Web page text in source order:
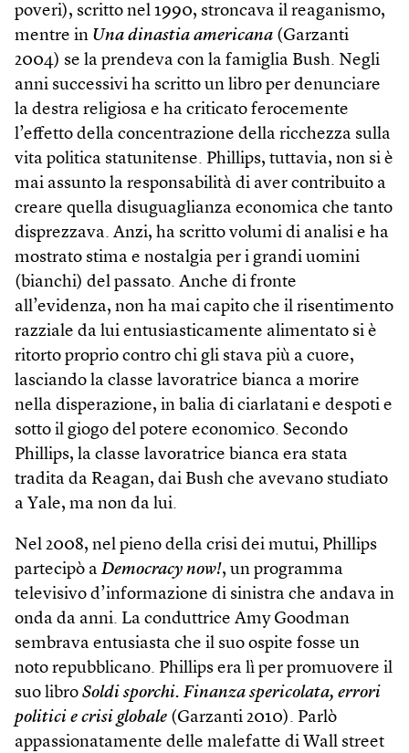
poveri), scritto nel 1990, stroncava il reaganismo,
mentre in Una dinastia americana (Garzanti
2004) se la prendeva con la famiglia Bush. Negli
anni successivi ha scritto un libro per denunciare
la destra religiosa e ha criticato ferocemente
l’effetto della concentrazione della ricchezza sulla
vita politica statunitense. Phillips, tuttavia, non si è
mai assunto la responsabilità di aver contribuito a
creare quella disuguaglianza economica che tanto
disprezzava. Anzi, ha scritto volumi di analisi e ha
mostrato stima e nostalgia per i grandi uomini
(bianchi) del passato. Anche di fronte
all’evidenza, non ha mai capito che il risentimento
razziale da lui entusiasticamente alimentato si è
ritorto proprio contro chi gli stava più a cuore,
lasciando la classe lavoratrice bianca a morire
nella disperazione, in balia di ciarlatani e despoti e
sotto il giogo del potere economico. Secondo
Phillips, la classe lavoratrice bianca era stata
tradita da Reagan, dai Bush che avevano studiato
a Yale, ma non da lui.
Nel 2008, nel pieno della crisi dei mutui, Phillips
partecipò a Democracy now!, un programma
televisivo d’informazione di sinistra che andava in
onda da anni. La conduttrice Amy Goodman
sembrava entusiasta che il suo ospite fosse un
noto repubblicano. Phillips era lì per promuovere il
suo libro Soldi sporchi. Finanza spericolata, errori
politici e crisi globale (Garzanti 2010). Parlò
appassionatamente delle malefatte di Wall street